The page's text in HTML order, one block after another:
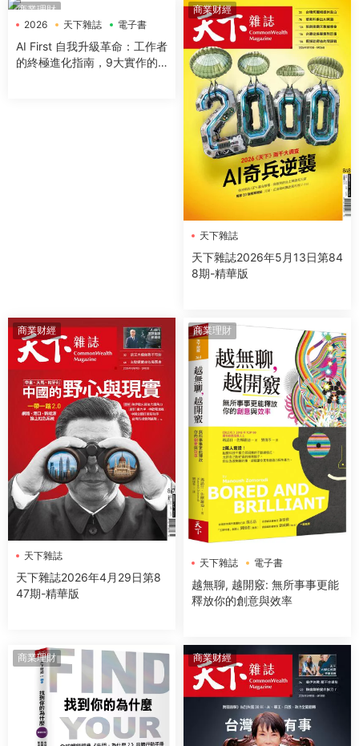
商業理財
2026
天下雜誌 電子書
AI First 自我升級革命：工作者
的終極進化指南，9大實作的
商業财經
天下雜誌
天下雜誌2026年5月13日第84
8期-精華版
商業财經
天下雜誌
天下雜誌2026年4月29日第8
47期-精華版
商業理財
天下雜誌 電子書
越無聊, 越開竅: 無所事事更能
釋放你的創意與效率
商業理財 商業财經